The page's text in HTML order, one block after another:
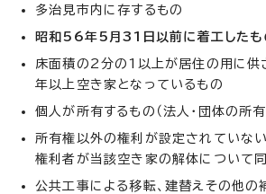
多治見市内に存するもの
昭和56年5月31日以前に着工したも
床面積の2分の1以上が居住の用に供
年以上空き家となっているもの
個人が所有するもの（法人・団体の所有
所有権以外の権利が設定されていな
権利者が当該空き家の解体について
公共工事による移転、建替えその他の